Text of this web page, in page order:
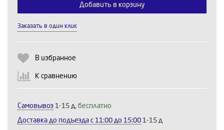
Продолжить Отмена
Добавить в корзину
Заказать в один клик
В избранное
К сравнению
Самовывоз 1-15 д, бесплатно
Доставка до подъезда c 11:00 до 15:00 1-15 д